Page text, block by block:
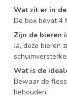
Wat zit er in de
De box bevat 4
Zijn de bieren
Ja, deze bieren
Wat is de
Bewaar de
behouden.